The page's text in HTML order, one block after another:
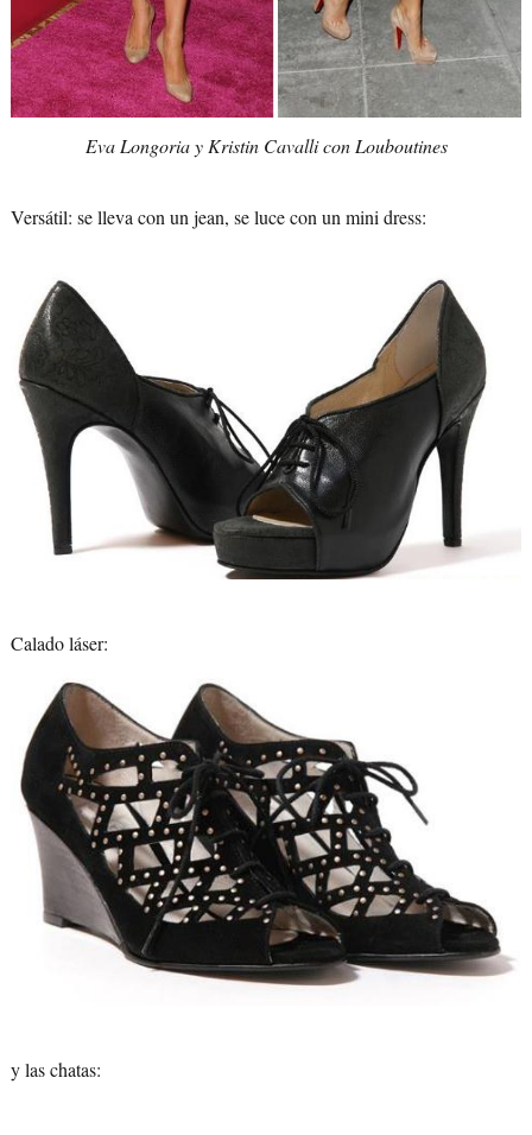
Eva Longoria y Kristin Cavalli con Louboutines
Versátil: se lleva con un jean, se luce con un mini dress:
Calado láser:
y las chatas: